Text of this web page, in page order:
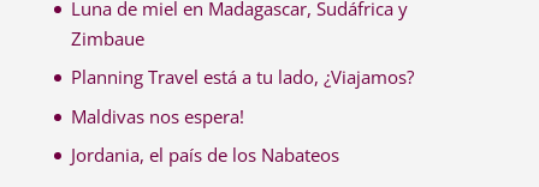
Luna de miel en Madagascar, Sudáfrica y
Zimbaue
Planning Travel está a tu lado, ¿Viajamos?
Maldivas nos espera!
Jordania, el país de los Nabateos